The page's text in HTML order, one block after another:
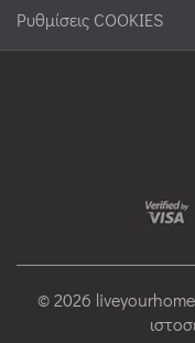
Ρυθμίσεις COOKIES
© 2026